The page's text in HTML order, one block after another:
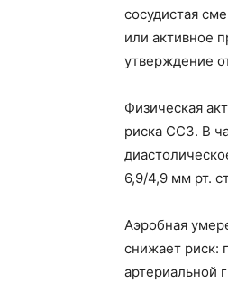
сосудистая
или активное
утверждение
Физическая
риска ССЗ. В
6,9/4,9 мм рт.
Аэробная
снижает риск:
артериальной